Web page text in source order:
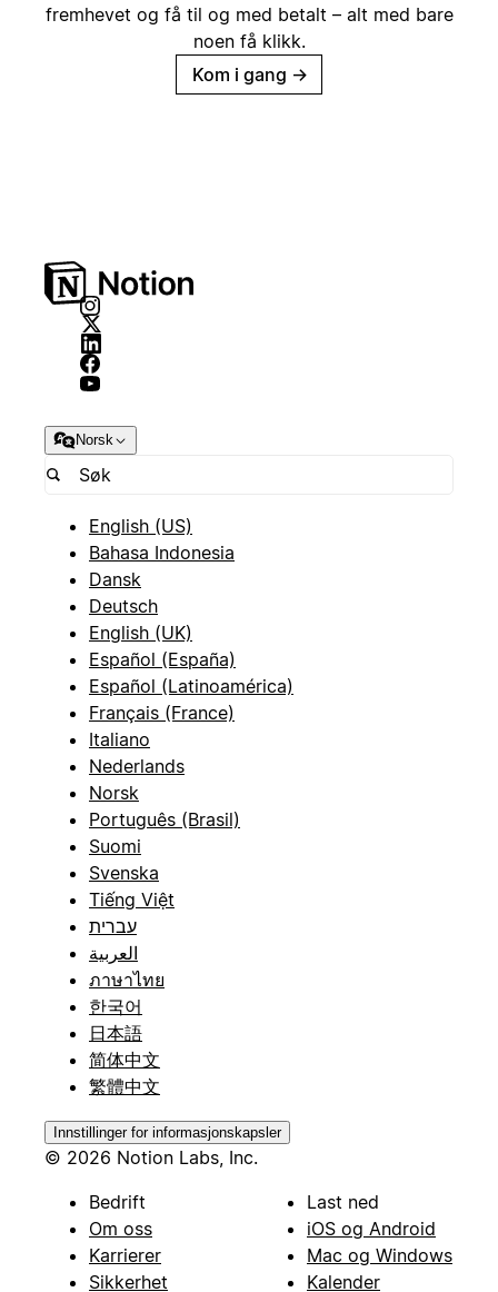
fremhevet og få til og med betalt – alt med bare
noen få klikk.
Kom i gang →
Norsk
English (US)
Bahasa Indonesia
Dansk
Deutsch
English (UK)
Español (España)
Español (Latinoamérica)
Français (France)
Italiano
Nederlands
Norsk
Português (Brasil)
Suomi
Svenska
Tiếng Việt
עברית
العربية
ภาษาไทย
한국어
日本語
简体中文
繁體中文
Innstillinger for informasjonskapsler
© 2026 Notion Labs, Inc.
Bedrift
Om oss
Karrierer
Sikkerhet
Last ned
iOS og Android
Mac og Windows
Kalender